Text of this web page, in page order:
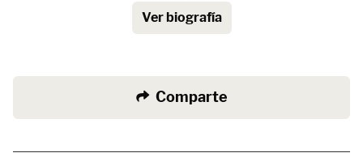
Ver biografía
Comparte